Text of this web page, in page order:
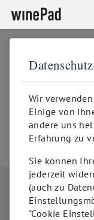
➥ZURÜCK ZUR
winecom
Wir
Einige von
andere uns
Erfahrung zu
Sie können
jederzeit
(auch zu
"Cookie